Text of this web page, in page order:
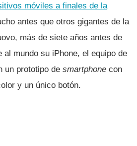
móviles a finales de la
antes que otros gigantes de la
más de siete años antes de
al mundo su iPhone, el equipo de
un prototipo de smartphone con
y un único botón.